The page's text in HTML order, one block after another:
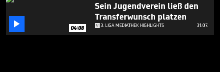
 04:08
Sein Jugendverein ließ den
Transferwunsch platzen
3. LIGA MEDIATHEK HIGHLIGHTS 31.07.